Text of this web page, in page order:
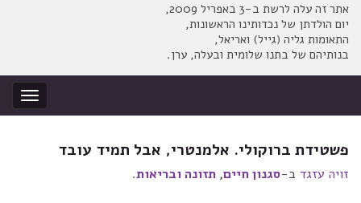
אתר זה עלה לרשת ב-3 באפריל 2009,
יום הולדתן של נכדותינו הראשונות,
התאומות גליה (גייל) ואריאל,
בנותיהם של בתנו שלומית ובעלה, ערן.
החלף
ניווט
פשטידת ברוקולי. אלמנטרי, אבל תמיד עובד
זויה עזגד ב-סגנון חיים, תזונה ובריאות.